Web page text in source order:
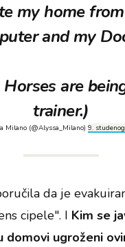
my home
and my
are
trainer.)
Milano (@Alyssa_Milano) 9.
da je
cipele". I Kim se
domovi ugroženi